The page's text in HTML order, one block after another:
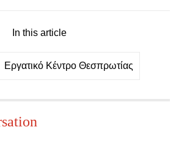
In this article
Εργατικό Κέντρο Θεσπρωτίας